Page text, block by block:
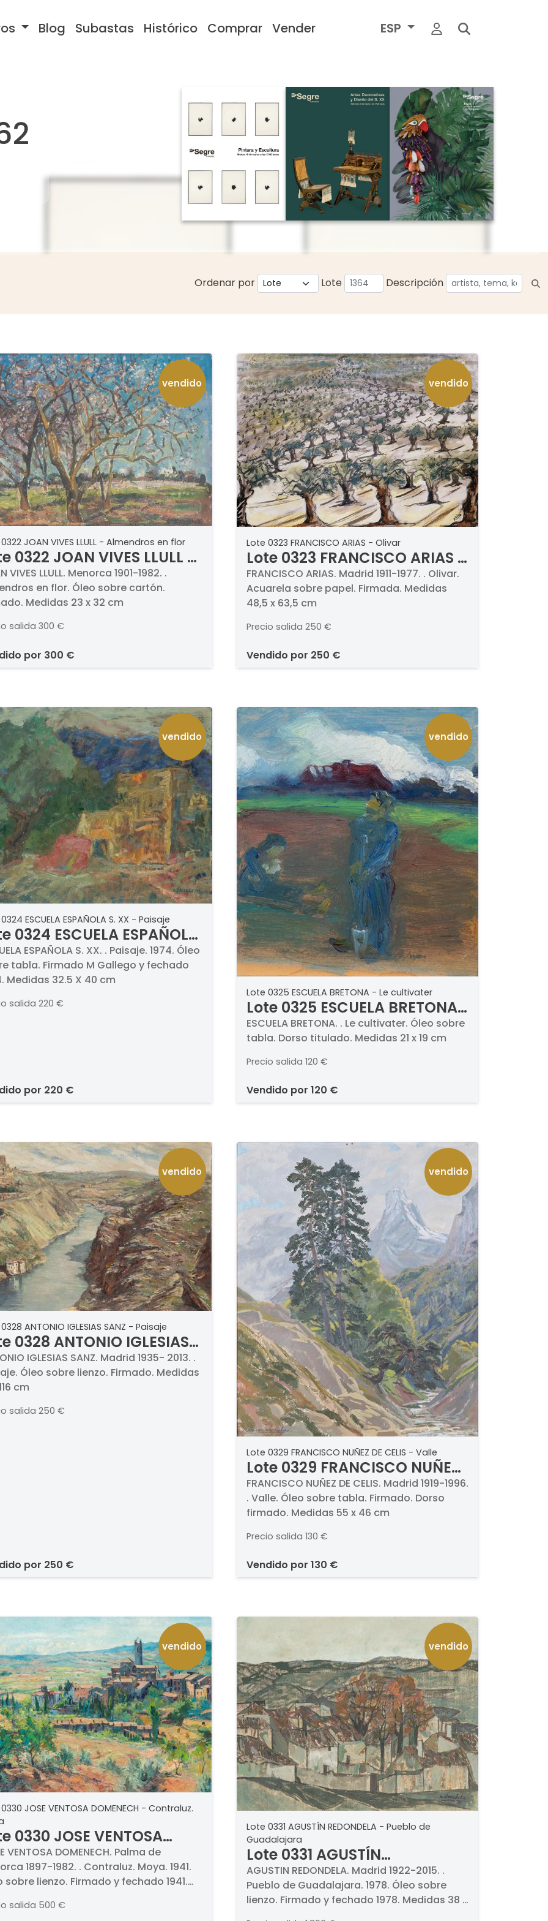
Blog Subastas Histórico Comprar Vender ESP
Ordenar por Lote Descripción
vendido
JOAN VIVES LLULL - Almendros en flor
0322 JOAN VIVES LLULL -
en flor
VIVES LLULL. Menorca 1901-1982. .
en flor. Óleo sobre cartón.
Medidas 23 x 32 cm
salida 300 €
por 300 €
vendido
Lote 0323 FRANCISCO ARIAS - Olivar
Lote 0323 FRANCISCO ARIAS -
Olivar
FRANCISCO ARIAS. Madrid 1911-1977. . Olivar.
Acuarela sobre papel. Firmada. Medidas
48,5 x 63,5 cm
Precio salida 250 €
vendido por 250 €
vendido
ESCUELA ESPAÑOLA S. XX - Paisaje
0324 ESCUELA ESPAÑOLA
- Paisaje
ESPAÑOLA S. XX. . Paisaje. 1974. Óleo
tabla. Firmado M Gallego y fechado
Medidas 32.5 X 40 cm
salida 220 €
por 220 €
vendido
Lote 0325 ESCUELA BRETONA - Le cultivater
Lote 0325 ESCUELA BRETONA
- Le cultivater
ESCUELA BRETONA. . Le cultivater. Óleo sobre
tabla. Dorso titulado. Medidas 21 x 19 cm
Precio salida 120 €
vendido por 120 €
vendido
ANTONIO IGLESIAS SANZ - Paisaje
0328 ANTONIO IGLESIAS
- Paisaje
IGLESIAS SANZ. Madrid 1935- 2013. .
Óleo sobre lienzo. Firmado. Medidas
cm
salida 250 €
por 250 €
vendido
Lote 0329 FRANCISCO NUÑEZ DE CELIS - Valle
Lote 0329 FRANCISCO NUÑEZ
DE CELIS - Valle
FRANCISCO NUÑEZ DE CELIS. Madrid 1919-1996.
. Valle. Óleo sobre tabla. Firmado. Dorso
firmado. Medidas 55 x 46 cm
Precio salida 130 €
vendido por 130 €
vendido
JOSE VENTOSA DOMENECH - Contraluz.
0330 JOSE VENTOSA
- Contraluz.
VENTOSA DOMENECH. Palma de
1897-1982. . Contraluz. Moya. 1941.
sobre lienzo. Firmado y fechado 1941.
73 cm
salida 500 €
vendido
Lote 0331 AGUSTÍN REDONDELA - Pueblo de
Guadalajara
Lote 0331 AGUSTÍN
REDONDELA - Pueblo de
Guadalajara
AGUSTIN REDONDELA. Madrid 1922-2015. .
Pueblo de Guadalajara. 1978. Óleo sobre
lienzo. Firmado y fechado 1978. Medidas 38 x